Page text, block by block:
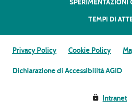
SPERIMENTAZIONI
TEMPI DI
Privacy Policy Cookie Policy
Dichiarazione di Accessibilità AGID
Intranet